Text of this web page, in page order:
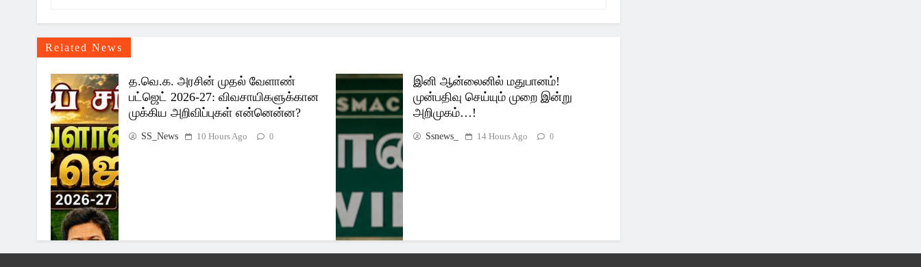
Related News
த.வெ.க. அரசின் முதல் வேளாண்
பட்ஜெட் 2026-27: விவசாயிகளுக்கான
முக்கிய அறிவிப்புகள் என்னென்ன?
SS_News 10 Hours Ago 0
இனி ஆன்லைனில் மதுபானம்!
முன்பதிவு செய்யும் முறை இன்று
அறிமுகம்…!
Ssnews_ 14 Hours Ago 0